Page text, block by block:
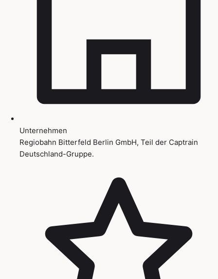
Unternehmen
Regiobahn Bitterfeld Berlin GmbH, Teil der Captrain
Deutschland-Gruppe.